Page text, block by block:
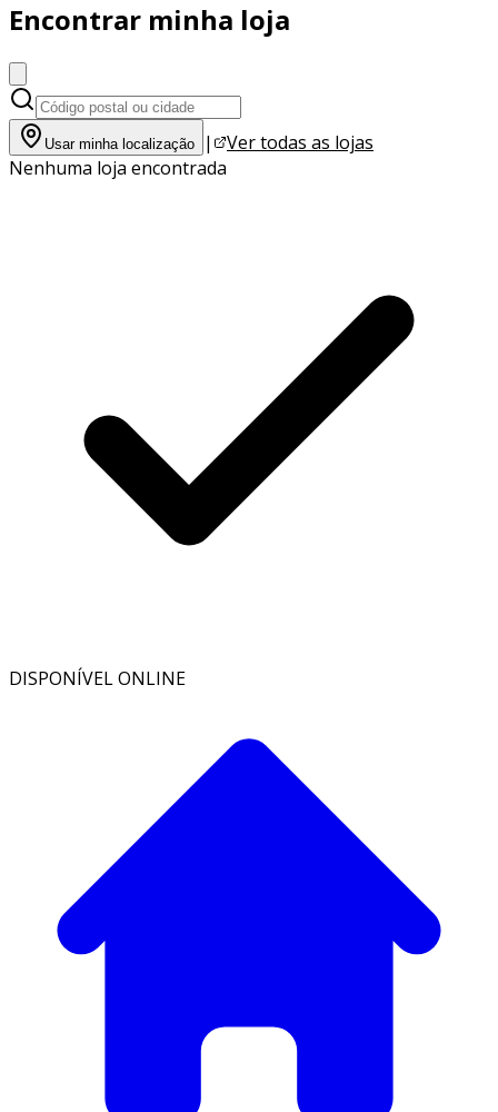
Encontrar minha loja
Usar minha localização |
Ver todas as lojas
Nenhuma loja encontrada
DISPONÍVEL ONLINE